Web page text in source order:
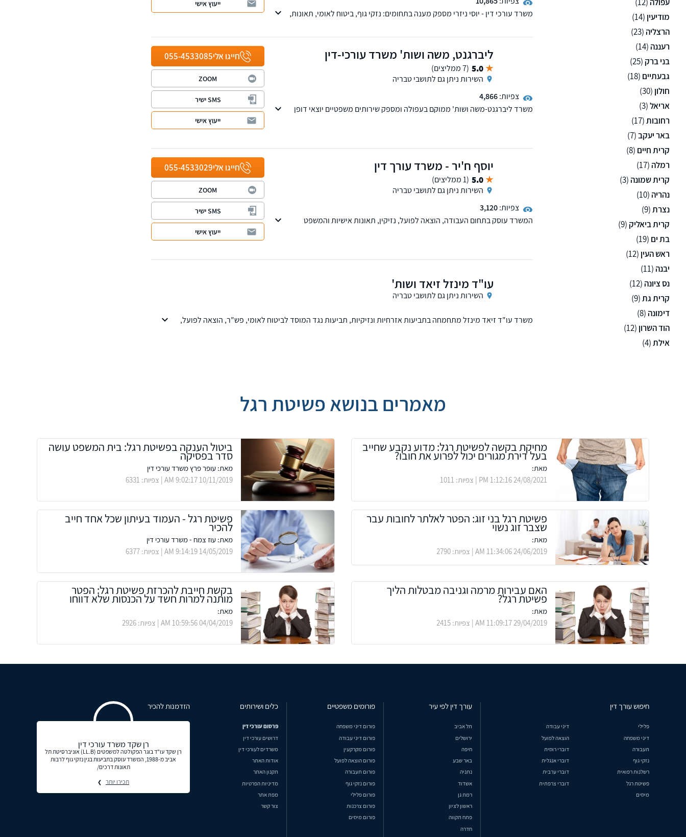
מודיעין (14)
הרצליה (23)
רעננה (14)
בני ברק(25)
גבעתיים (18)
חולון (30)
אריאל(3)
רחובות(17)
באר יעקב(7)
קרית חיים (8)
רמלה (17)
קרית שמונה (3)
נהריה (10)
נצרת(9)
קרית ביאליק(9)
בת ים (19)
ראש העין (12)
יבנה (11)
נס ציונה (12)
קרית גת(9)
דימונה (8)
הוד השרון (12)
אילת(4)
משרד עורכי דין - יוסי ניזרי מספק מענה בתחומים: נזקי גוף, ביטוח לאומי, תאונות,
ייעוץ אישי
ליברגנט, משה ושות' משרד עורכי-דין
5.0 (7 ממליצים)
השירות ניתן גם לתושבי טבריה
צפיות:4,866
משרד ליברגנט-משה ושות' ממוקם בעפולה ומספק שירותים משפטיים יוצאי דופן
לתת שירות שקוף, יעיל ואיכותי ללקוחותינו.
חייגו אלי055-4533085
ZOOM
SMS ישיר
ייעוץ אישי
יוסף ח'יר - משרד עורך דין
5.0 (1 ממליצים)
השירות ניתן גם לתושבי טבריה
צפיות:3,120
המשרד עוסק בתחום העבודה, הוצאה לפועל, נזיקין, תאונות אישיות והמשפט
חייגו אלי055-4533029
ZOOM
SMS ישיר
ייעוץ אישי
עו"ד מינזל זיאד ושות'
השירות ניתן גם לתושבי טבריה
משרד עו"ד זיאד מינזל מתחמחה בתביעות אזרחיות ונזיקיות, תביעות נגד המוסד לביטוח לאומי, פש"ר, הוצאה לפועל,
מאמרים בנושא פשיטת רגל
מחיקת בקשה לפשיטת רגל: מדוע נקבע שחייב
בעל דירת מגורים יכול לפרוע את חובו?
מאת:
24/08/2021 1:12:16 PM | צפיות: 1011
ביטול הענקה בפשיטת רגל: בית המשפט עושה
סדר בפסיקה
מאת: עופר פרץ משרד עורכי דין
10/11/2019 9:02:17 AM | צפיות: 6331
פשיטת רגל בני זוג: הפטר לאלתר לחובות עבר
שצבר זוג נשוי
מאת:
24/06/2019 11:34:06 AM | צפיות: 2790
פשיטת רגל - העמוד בעיתון שכל אחד חייב
להכיר
מאת: עוז צמח - משרד עורכי דין
14/05/2019 9:14:19 AM | צפיות: 6377
האם עבירות מרמה וגניבה מבטלות הליך
פשיטת רגל?
מאת:
29/04/2019 11:09:17 AM | צפיות: 2415
בקשת חייבת להכרזת פשיטת רגל: הפטר
מותנה למרות חשד על הכנסות שלא דווחו
מאת:
04/04/2019 10:59:56 AM | צפיות: 2926
חיפוש עורך דין
פלילי
דיני עבודה
דיני משפחה
הוצאה לפועל
תעבורה
דוברי רוסית
נזקי גוף
דוברי אנגלית
רשלנות רפואית
דוברי ערבית
פשיטת רגל
דוברי צרפתית
מיסים
עורך דין לפי עיר
תל אביב
ירושלים
חיפה
באר שבע
נתניה
אשדוד
רמת גן
ראשון לציון
פתח תקווה
חדרה
פורומים משפטיים
פורום דיני משפחה
פורום דיני עבודה
פורום מקרקעין
פורום הוצאה לפועל
פורום תעבורה
פורום נזקי גוף
פורום פלילי
פורום צרכנות
פורום מיסים
כלים ושירותים
פרסום עורכי דין
דרושים עורכי דין
משרדים לעורכי דין
אודות האתר
תקנון האתר
מדיניות הפרטיות
מפת אתר
צור קשר
הזדמנות להכיר
רן שקד משרד עורכי דין
רן שקד עו"ד בוגר הפקולטה למשפטים (LL.Bׂ) אוניברסיטת תל
אביב מ-1988, המשרד עוסק בתביעות בגין נזקי גוף לרבות
תאונות דרכים/
תכירו יותר